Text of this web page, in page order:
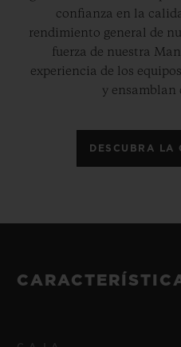
confianza en la
rendimiento general de
fuerza de nuestra
experiencia de los
y ensamblan
DESCUBRA LA